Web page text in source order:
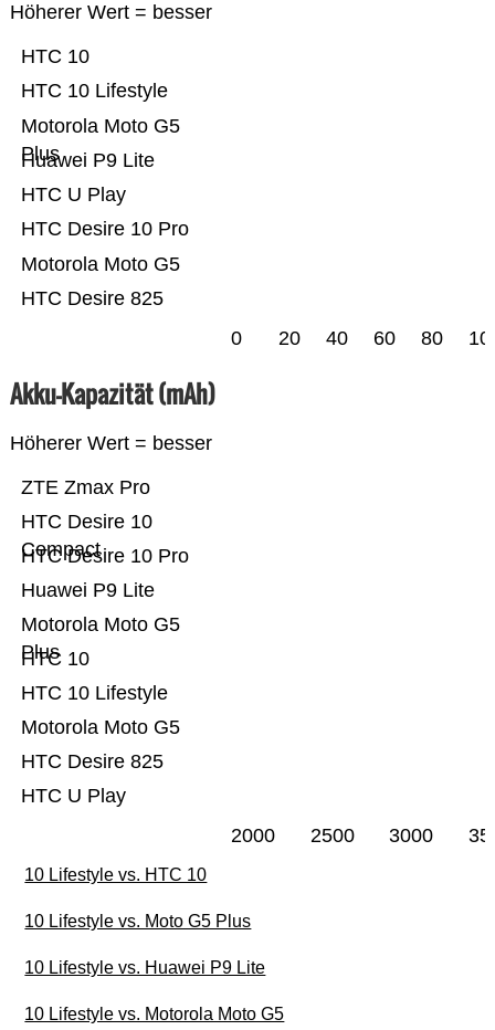
Höherer Wert = besser
HTC Desire 825
Motorola Moto G5
HTC Desire 10 Pro
HTC U Play
Huawei P9 Lite
Motorola Moto G5
Plus
HTC 10 Lifestyle
HTC 10
0 20 40 60 80
Akku-Kapazität (mAh)
Höherer Wert = besser
HTC U Play
HTC Desire 825
Motorola Moto G5
HTC 10 Lifestyle
HTC 10
Motorola Moto G5
Plus
Huawei P9 Lite
HTC Desire 10 Pro
HTC Desire 10
Compact
ZTE Zmax Pro
2000 2500 3000
10 Lifestyle vs. HTC 10
10 Lifestyle vs. Moto G5 Plus
10 Lifestyle vs. Huawei P9 Lite
10 Lifestyle vs. Motorola Moto G5